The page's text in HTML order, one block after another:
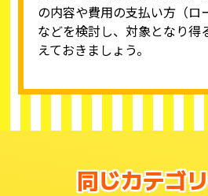
の内容や費用の支払い方（ロ
などを検討し、対象となり得
えておきましょう。
同じカテゴ